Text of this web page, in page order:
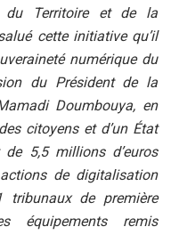
du Territoire et de la
cette initiative qu’il
numérique du
du Président de la
Doumbouya, en
citoyens et d’un État
5,5 millions d’euros
de digitalisation
tribunaux de première
équipements remis